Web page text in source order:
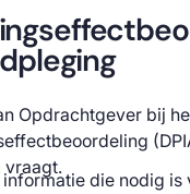
Opdrachtgever bij
vraagt.
die nodig is